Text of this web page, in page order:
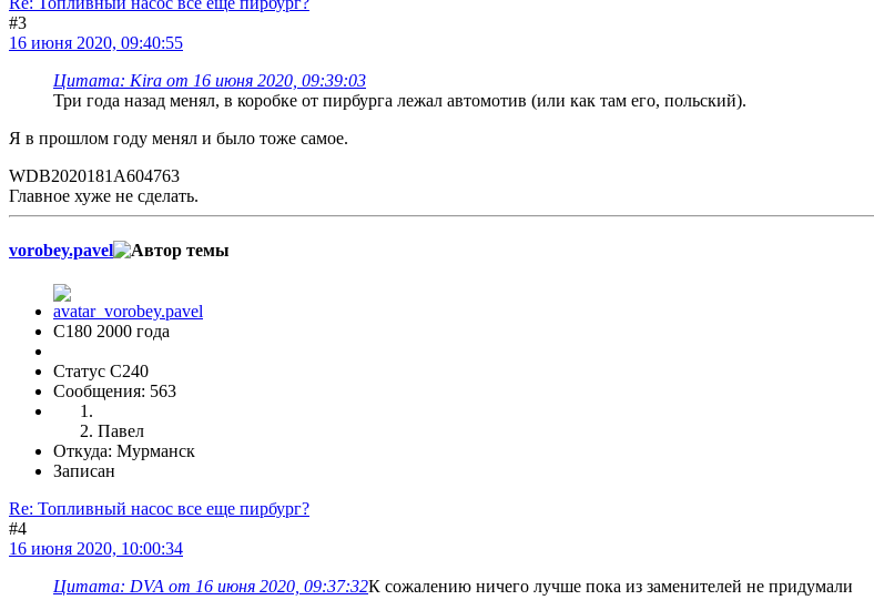
#3
16 июня 2020, 09:40:55
Цитата: Kira от 16 июня 2020, 09:39:03
Три года назад менял, в коробке от пирбурга лежал автомотив (или как там его, польский).
Я в прошлом году менял и было тоже самое.
WDB2020181A604763
Главное хуже не сделать.
vorobey.pavel
С180 2000 года
Статус C240
Сообщения: 563
Павел
Откуда: Мурманск
Записан
Re: Топливный насос все еще пирбург?
#4
16 июня 2020, 10:00:34
Цитата: DVA от 16 июня 2020, 09:37:32К сожалению ничего лучше пока из заменителей не придумали